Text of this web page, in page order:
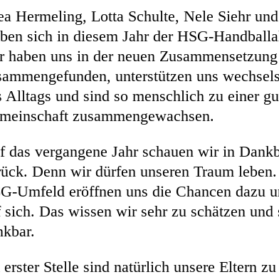
Hermeling, Lotta Schulte, Nele Siehr
sich in diesem Jahr der HSG-
haben uns in der neuen
unterstützen uns
Alltags und sind so menschlich zu einer
zusammengewachsen.
das vergangene Jahr schauen wir in
Denn wir dürfen unseren Traum
Umfeld eröffnen uns die Chancen dazu
sich. Das wissen wir sehr zu schätzen
Stelle sind natürlich unsere Eltern